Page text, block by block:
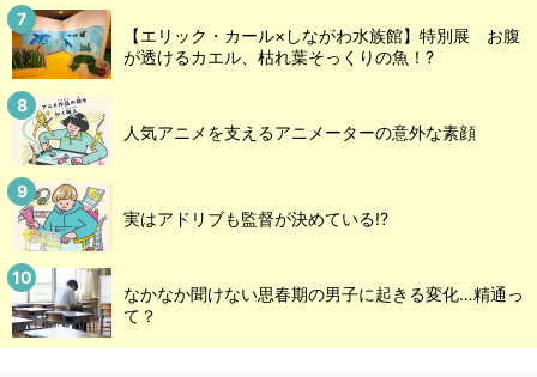
【エリック・カール×しながわ水族館】特別展 お腹
が透けるカエル、枯れ葉そっくりの魚！?
人気アニメを支えるアニメーターの意外な素顔
実はアドリブも監督が決めている!?
なかなか聞けない思春期の男子に起きる変化…精通っ
て？